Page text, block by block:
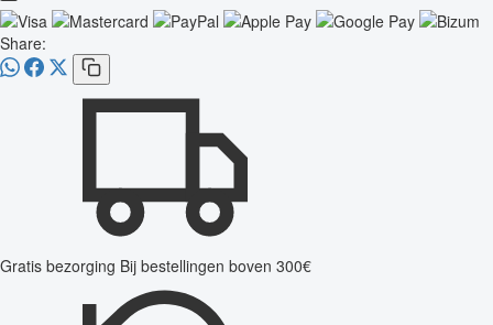
Share:
Gratis bezorging Bij bestellingen boven 300€